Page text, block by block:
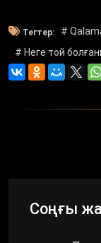
Тегтер: #
# Неге той
Соңғы